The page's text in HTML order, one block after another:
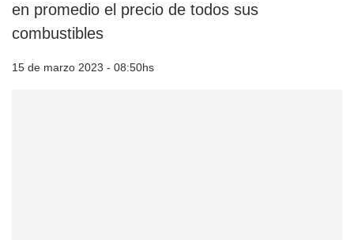
en promedio el precio de todos sus
combustibles
15 de marzo 2023 - 08:50hs